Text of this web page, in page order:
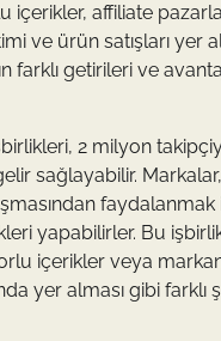
içerikler, affiliate
ve ürün satışları yer
farklı getirileri ve
2 milyon
sağlayabilir.
yapabilirler. Bu
içerikler veya
yer alması gibi farklı